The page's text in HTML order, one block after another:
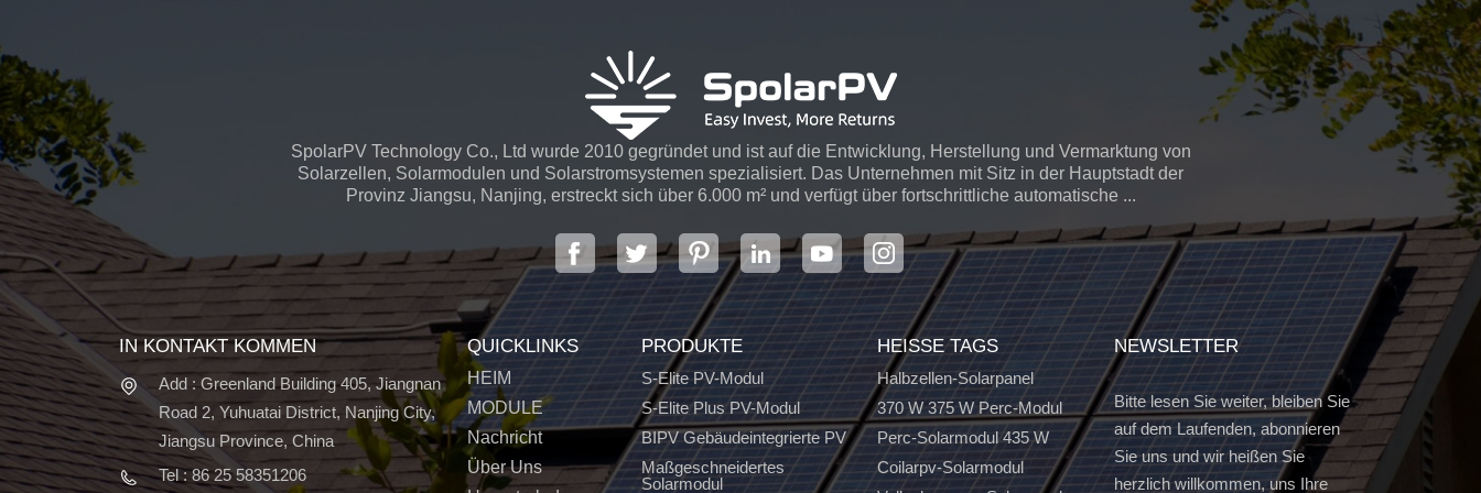
SpolarPV Technology Co., Ltd wurde 2010 gegründet und ist auf die Entwicklung, Herstellung und Vermarktung von
Solarzellen, Solarmodulen und Solarstromsystemen spezialisiert. Das Unternehmen mit Sitz in der Hauptstadt der
Provinz Jiangsu, Nanjing, erstreckt sich über 6.000 m² und verfügt über fortschrittliche automatische ...
IN KONTAKT KOMMEN
Add : Greenland Building 405, Jiangnan
Road 2, Yuhuatai District, Nanjing City,
Jiangsu Province, China
Tel : 86 25 58351206
QUICKLINKS
HEIM
MODULE
Nachricht
Über Uns
PRODUKTE
S-Elite PV-Modul
S-Elite Plus PV-Modul
BIPV Gebäudeintegrierte PV
Maßgeschneidertes
Solarmodul
HEISSE TAGS
Halbzellen-Solarpanel
370 W 375 W Perc-Modul
Perc-Solarmodul 435 W
Coilarpv-Solarmodul
NEWSLETTER
Bitte lesen Sie weiter, bleiben Sie
auf dem Laufenden, abonnieren
Sie uns und wir heißen Sie
herzlich willkommen, uns Ihre